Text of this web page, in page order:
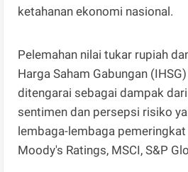
ketahanan ekonomi nasional.
Pelemahan nilai tukar rupiah
Harga Saham Gabungan
ditengarai sebagai dampak
sentimen dan persepsi risiko
lembaga-lembaga
Moody's Ratings, MSCI, S&P